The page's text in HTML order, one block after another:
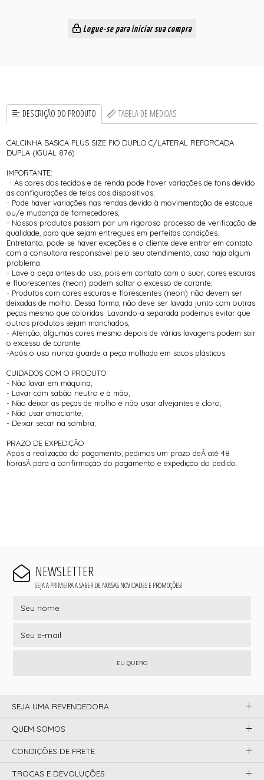
Logue-se para iniciar sua compra
DESCRIÇÃO DO PRODUTO TABELA DE MEDIDAS
CALCINHA BASICA PLUS SIZE FIO DUPLO C/LATERAL REFORCADA
DUPLA (IGUAL 876)
IMPORTANTE:
- As cores dos tecidos e de renda pode haver variações de tons devido
as configurações de telas dos dispositivos;
- Pode haver variações nas rendas devido à movimentação de estoque
ou/e mudança de fornecedores;
- Nossos produtos passam por um rigoroso processo de verificação de
qualidade, para que sejam entregues em perfeitas condições.
Entretanto, pode-se haver exceções e o cliente deve entrar em contato
com a consultora responsável pelo seu atendimento, caso haja algum
problema.
- Lave a peça antes do uso, pois em contato com o suor, cores escuras
e fluorescentes (neon) podem soltar o excesso de corante;
- Produtos com cores escuras e florescentes (neon) não devem ser
deixadas de molho. Dessa forma, não deve ser lavada junto com outras
peças mesmo que coloridas. Lavando-a separada podemos evitar que
outros produtos sejam manchados;
- Atenção, algumas cores mesmo depois de várias lavagens podem sair
o excesso de corante.
-Após o uso nunca guarde a peça molhada em sacos plásticos.
CUIDADOS COM O PRODUTO
- Não lavar em máquina;
- Lavar com sabão neutro e à mão;
- Não deixar as peças de molho e não usar alvejantes e cloro;
- Não usar amaciante;
- Deixar secar na sombra;
PRAZO DE EXPEDIÇÃO
Após a realização do pagamento, pedimos um prazo deÂ até 48
horasÂ para a confirmação do pagamento e expedição do pedido.
NEWSLETTER
SEJA A PRIMEIRA A SABER DE NOSSAS NOVIDADES E PROMOÇÕES!
EU QUERO
SEJA UMA REVENDEDORA
QUEM SOMOS
CONDIÇÕES DE FRETE
TROCAS E DEVOLUÇÕES